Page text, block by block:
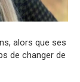
alors que ses
de changer de